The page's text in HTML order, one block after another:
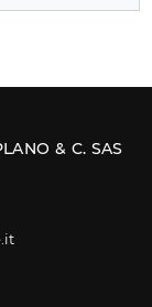
& C. SAS